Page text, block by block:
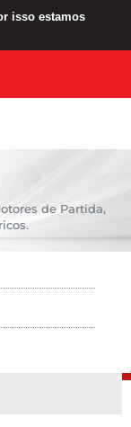
isso estamos
de Partida,